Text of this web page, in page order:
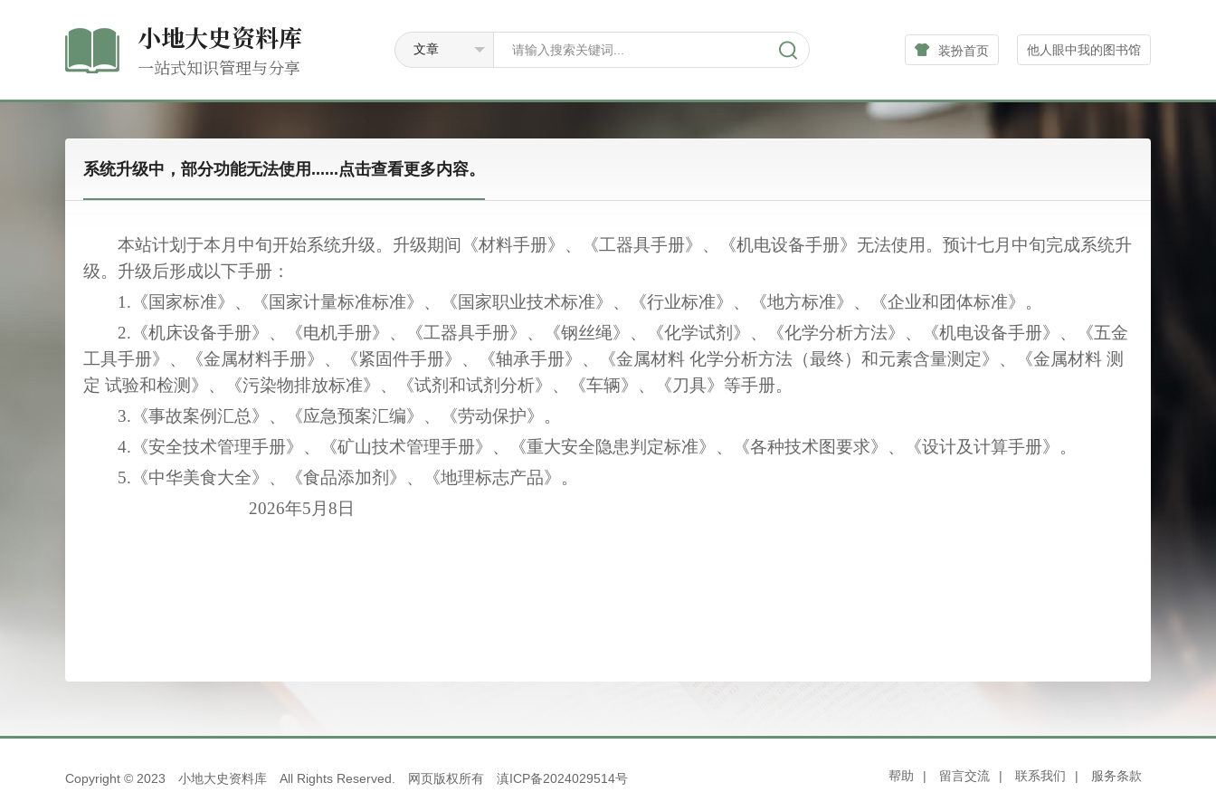
小地大史资料库
一站式知识管理与分享
装扮首页 他人眼中我的图书馆
系统升级中，部分功能无法使用......点击查看更多内容。
本站计划于本月中旬开始系统升级。升级期间《材料手册》、《工器具手册》、《机电设备手册》无法使用。预计七月中旬完成系统升
级。升级后形成以下手册：
1.《国家标准》、《国家计量标准标准》、《国家职业技术标准》、《行业标准》、《地方标准》、《企业和团体标准》。
2.《机床设备手册》、《电机手册》、《工器具手册》、《钢丝绳》、《化学试剂》、《化学分析方法》、《机电设备手册》、《五金
工具手册》、《金属材料手册》、《紧固件手册》、《轴承手册》、《金属材料 化学分析方法（最终）和元素含量测定》、《金属材料 测
定 试验和检测》、《污染物排放标准》、《试剂和试剂分析》、《车辆》、《刀具》等手册。
3.《事故案例汇总》、《应急预案汇编》、《劳动保护》。
4.《安全技术管理手册》、《矿山技术管理手册》、《重大安全隐患判定标准》、《各种技术图要求》、《设计及计算手册》。
5.《中华美食大全》、《食品添加剂》、《地理标志产品》。
2026年5月8日
Copyright © 2023 小地大史资料库 All Rights Reserved. 网页版权所有 滇ICP备2024029514号 帮助 | 留言交流 | 联系我们 | 服务条款